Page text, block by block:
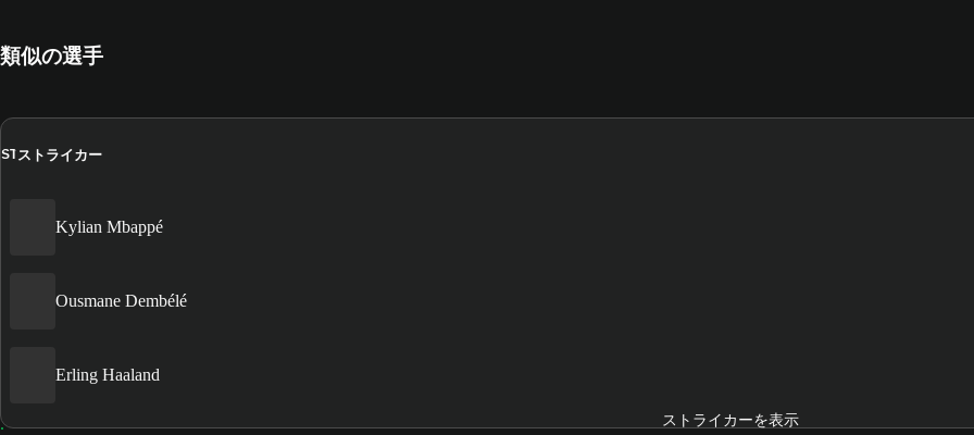
類似の選手
ST ストライカー
Kylian Mbappé
Ousmane Dembélé
Erling Haaland
ストライカーを表示